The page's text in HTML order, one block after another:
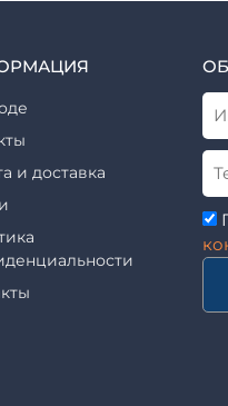
и доставка